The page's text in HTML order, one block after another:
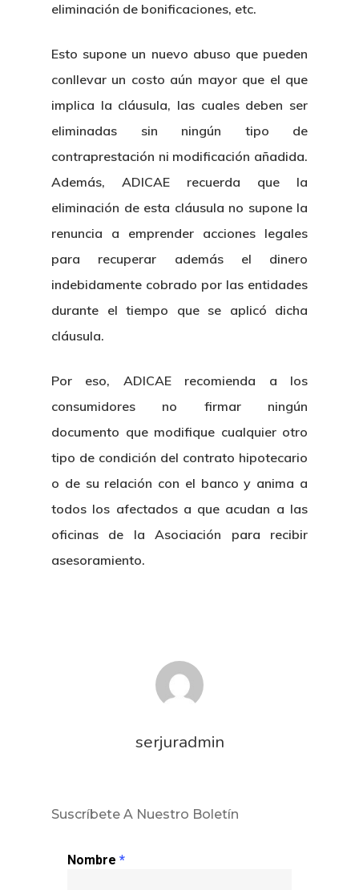
eliminación de bonificaciones, etc.
Esto supone un nuevo abuso que pueden
conllevar un costo aún mayor que el que
implica la cláusula, las cuales deben ser
eliminadas sin ningún tipo de
contraprestación ni modificación añadida.
Además, ADICAE recuerda que la
eliminación de esta cláusula no supone la
renuncia a emprender acciones legales
para recuperar además el dinero
indebidamente cobrado por las entidades
durante el tiempo que se aplicó dicha
cláusula.
Por eso, ADICAE recomienda a los
consumidores no firmar ningún
documento que modifique cualquier otro
tipo de condición del contrato hipotecario
o de su relación con el banco y anima a
todos los afectados a que acudan a las
oficinas de la Asociación para recibir
asesoramiento.
serjuradmin
Suscríbete A Nuestro Boletín
Nombre *
Inicio